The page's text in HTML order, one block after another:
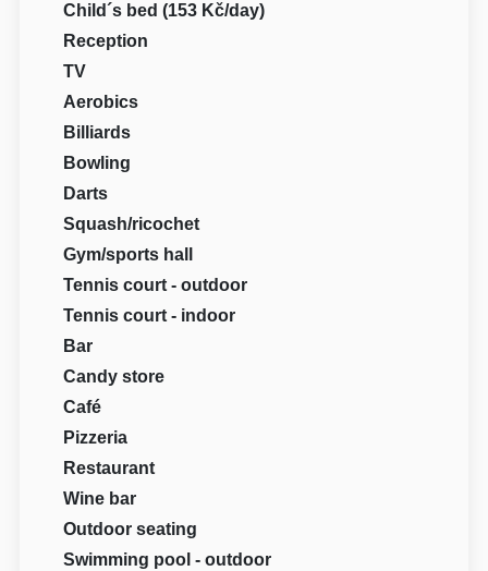
Child´s bed (153 Kč/day)
Reception
TV
Aerobics
Billiards
Bowling
Darts
Squash/ricochet
Gym/sports hall
Tennis court - outdoor
Tennis court - indoor
Bar
Candy store
Café
Pizzeria
Restaurant
Wine bar
Outdoor seating
Swimming pool - outdoor